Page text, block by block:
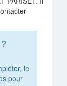
le
pour